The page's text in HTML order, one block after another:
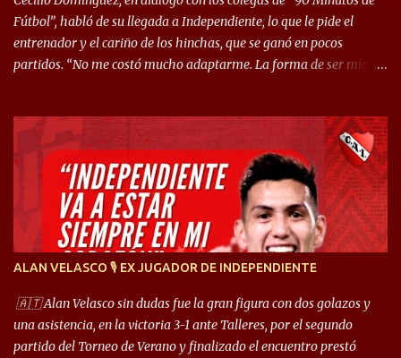
Fútbol”, habló de su llegada a Independiente, lo que le pide el
entrenador y el cariño de los hinchas, que se ganó en pocos
partidos. “No me costó mucho adaptarme. La forma de ser mía
llegué a un Independiente que juega muy dinámico y me gusta
mucho. Me favorece por la forma de jugar mía y eso también
ayudó a que me adapte”. “Me siento mejor por izquierda, pero me
gusta mucho jugar de 9, y juego sin problemas por derecha
también. Jugar de 9 y de extremo por izquierda es diferente. A mi
me gusta jugar por fuera, porque tengo mas posibilidades de
encarar, de enganchar. Pero yo soy un hombre que pica mucho y
arco y tengo más posibilidades”. Sobre lo que le pide el DT,
comentó: “Cuando juego de 9, obviamente me pide presionar, y
cuand...
ALAN VELASCO 🎙 EX JUGADOR DE INDEPENDIENTE
🇦🇹 Alan Velasco sin dudas fue la gran figura con dos golazos y
una asistencia, en la victoria 3-1 ante Talleres, por el segundo
partido del Torneo de Verano y finalizado el encuentro prestó